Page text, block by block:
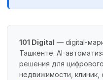
101 Digital — digital-
Ташкенте. AI-
решения для
недвижимости, клиник,